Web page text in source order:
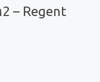
– Regent